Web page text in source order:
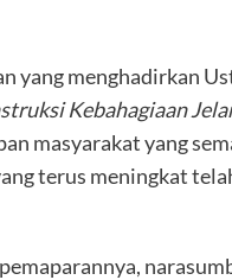
yang menghadirkan
Kebahagiaan
masyarakat yang
terus meningkat